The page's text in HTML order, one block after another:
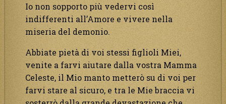
Io non sopporto più vedervi così
indifferenti all’Amore e vivere nella
miseria del demonio.
Abbiate pietà di voi stessi figlioli Miei,
venite a farvi aiutare dalla vostra Mamma
Celeste, il Mio manto metterò su di voi per
farvi stare al sicuro, e tra le Mie braccia vi